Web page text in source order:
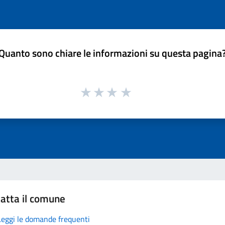
sono chiare le informazioni su questa
il comune
le domande frequenti